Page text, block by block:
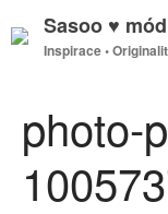
Sasoo ♥
Inspirace •
photo-